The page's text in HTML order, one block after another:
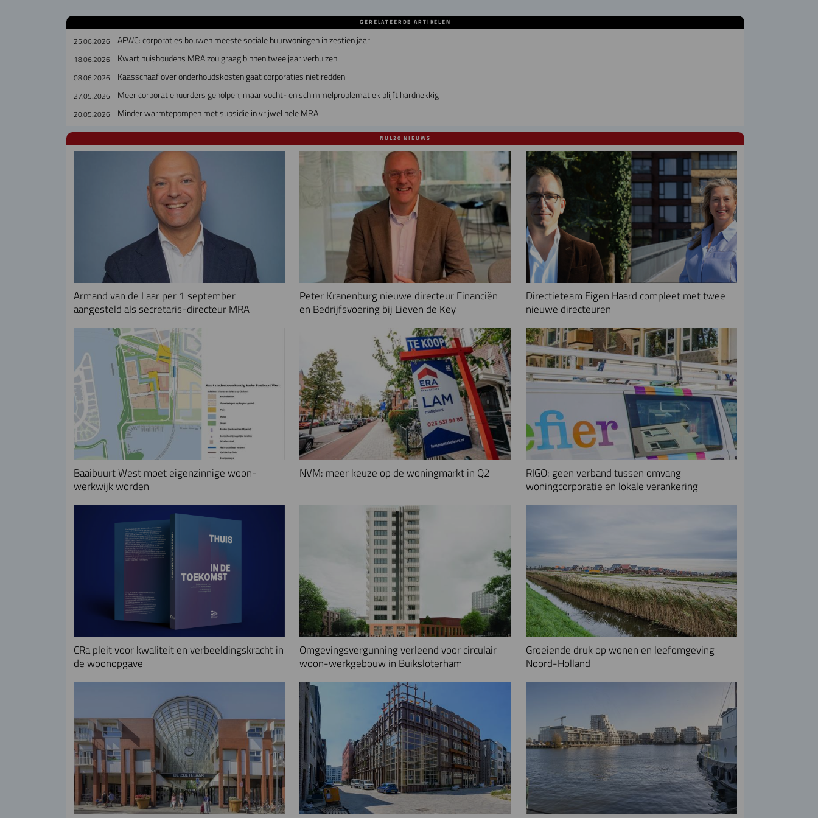
GERELATEERDE ARTIKELEN
25.06.2026 AFWC: corporaties bouwen meeste sociale huurwoningen in zestien jaar
18.06.2026 Kwart huishoudens MRA zou graag binnen twee jaar verhuizen
08.06.2026 Kaasschaaf over onderhoudskosten gaat corporaties niet redden
27.05.2026 Meer corporatiehuurders geholpen, maar vocht- en schimmelproblematiek blijft hardnekkig
20.05.2026 Minder warmtepompen met subsidie in vrijwel hele MRA
NUL20 NIEUWS
Armand van de Laar per 1 september
aangesteld als secretaris-directeur MRA
Peter Kranenburg nieuwe directeur Financiën
en Bedrijfsvoering bij Lieven de Key
Directieteam Eigen Haard compleet met twee
nieuwe directeuren
Baaibuurt West moet eigenzinnige woon-
werkwijk worden
NVM: meer keuze op de woningmarkt in Q2
RIGO: geen verband tussen omvang
woningcorporatie en lokale verankering
CRa pleit voor kwaliteit en verbeeldingskracht in
de woonopgave
Omgevingsvergunning verleend voor circulair
woon-werkgebouw in Buiksloterham
Groeiende druk op wonen en leefomgeving
Noord-Holland